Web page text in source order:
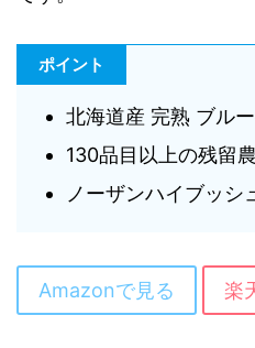
ポイント
北海道産 完熟 ブル
130品目以上の残留
ノーザンハイブッシ
Amazonで見る 楽